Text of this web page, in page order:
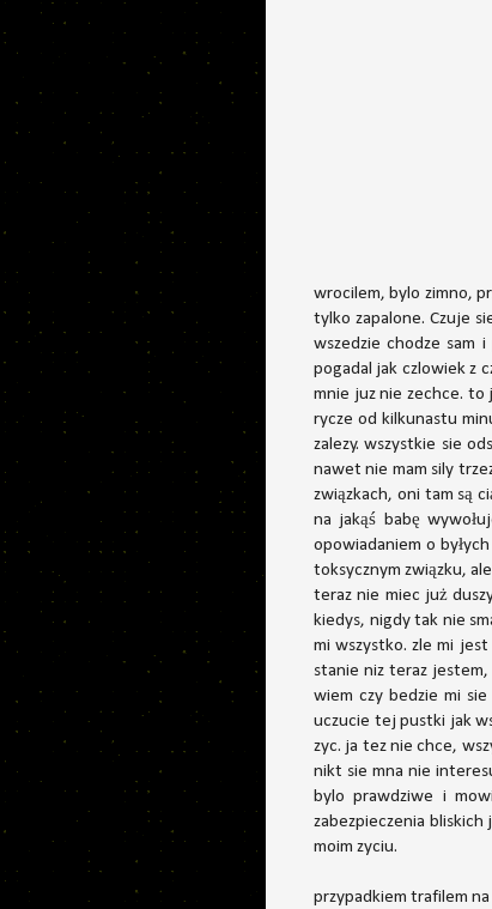
wrocilem, bylo zimno,
tylko zapalone. Czuje
wszedzie chodze sam
pogadal jak czlowiek z
mnie juz nie zechce. to
rycze od kilkunastu
zalezy. wszystkie sie
nawet nie mam sily
związkach, oni tam są
na jakąś babę
opowiadaniem o
toksycznym związku,
teraz nie miec już
kiedys, nigdy tak nie
mi wszystko. zle mi
stanie niz teraz jestem,
wiem czy bedzie mi
uczucie tej pustki jak
zyc. ja tez nie chce,
nikt sie mna nie
bylo prawdziwe i
zabezpieczenia
moim zyciu.
przypadkiem trafilem